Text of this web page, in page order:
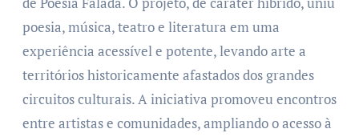
poesia, música, teatro e literatura em uma
experiência acessível e potente, levando arte a
territórios historicamente afastados dos grandes
circuitos culturais. A iniciativa promoveu encontros
entre artistas e comunidades, ampliando o acesso à